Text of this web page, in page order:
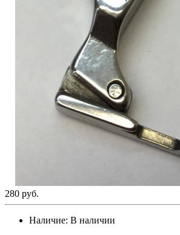
280 руб.
Наличие: В наличии